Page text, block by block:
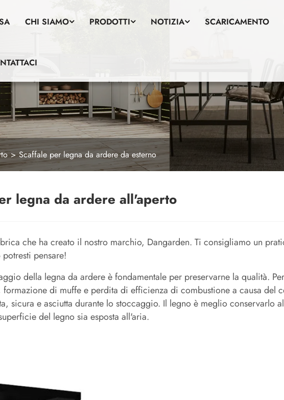
CHI SIAMO PRODOTTI NOTIZIA SCARICAMENTO
Scaffale per legna da ardere da esterno
legna da ardere all'aperto
che ha creato il nostro marchio, Dangarden. Ti consigliamo un
pensare!
della legna da ardere è fondamentale per preservarne la qualità.
di muffe e perdita di efficienza di combustione a causa del
sicura e asciutta durante lo stoccaggio. Il legno è meglio
del legno sia esposta all'aria.